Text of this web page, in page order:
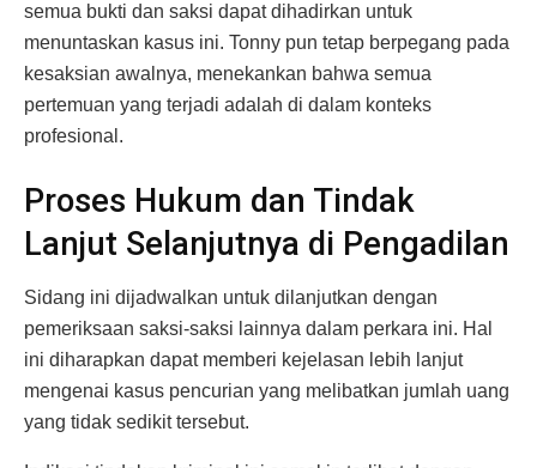
semua bukti dan saksi dapat dihadirkan untuk
menuntaskan kasus ini. Tonny pun tetap berpegang pada
kesaksian awalnya, menekankan bahwa semua
pertemuan yang terjadi adalah di dalam konteks
profesional.
Proses Hukum dan Tindak
Lanjut Selanjutnya di Pengadilan
Sidang ini dijadwalkan untuk dilanjutkan dengan
pemeriksaan saksi-saksi lainnya dalam perkara ini. Hal
ini diharapkan dapat memberi kejelasan lebih lanjut
mengenai kasus pencurian yang melibatkan jumlah uang
yang tidak sedikit tersebut.